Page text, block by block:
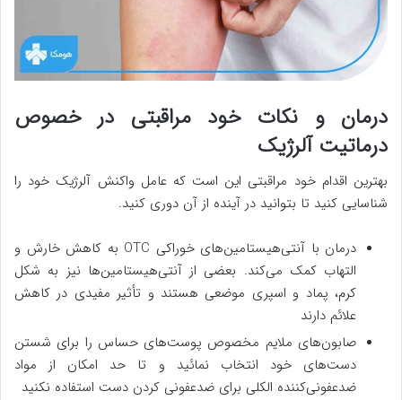
درمان و نکات خود مراقبتی در خصوص
درماتیت آلرژیک
بهترین اقدام خود مراقبتی این است که عامل واکنش آلرژیک خود را
شناسایی کنید تا بتوانید در آینده از آن دوری کنید.
درمان با آنتی‌هیستامین‌های خوراکی OTC به کاهش خارش و
التهاب کمک می‌کند. بعضی از آنتی‌هیستامین‌ها نیز به شکل
کرم، پماد و اسپری موضعی هستند و تأثیر مفیدی در کاهش
علائم دارند
صابون‌های ملایم مخصوص پوست‌های حساس را برای شستن
دست‌های خود انتخاب نمائید و تا حد امکان از مواد
ضدعفونی‌کننده الکلی برای ضدعفونی کردن دست استفاده نکنید